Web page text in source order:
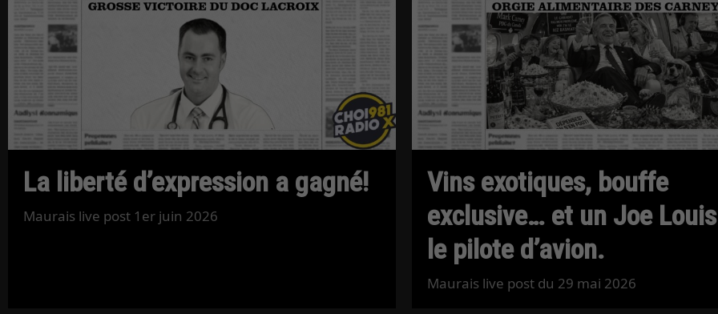
La liberté d’expression a gagné!
Maurais live post 1er juin 2026
Vins exotiques, bouffe
exclusive… et un Joe
le pilote d’avion.
Maurais live post du 29 mai 2026